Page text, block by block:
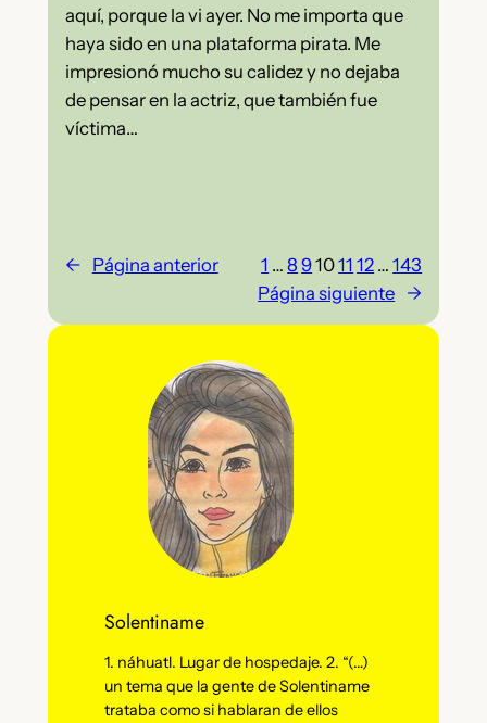
aquí, porque la vi ayer. No me importa que
haya sido en una plataforma pirata. Me
impresionó mucho su calidez y no dejaba
de pensar en la actriz, que también fue
víctima…
← Página anterior 1 … 8 91011 12 … 143
Página siguiente →
Solentiname
1. náhuatl. Lugar de hospedaje. 2. “(…)
un tema que la gente de Solentiname
trataba como si hablaran de ellos